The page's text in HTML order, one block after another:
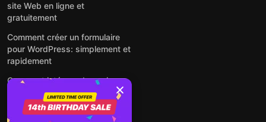
site Web en ligne et
gratuitement
Comment créer un formulaire
pour WordPress: simplement et
rapidement
Comment intégrer des avis
Google gratuitement sur un site
web